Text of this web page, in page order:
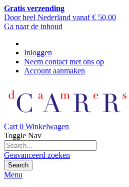
Gratis verzending
Door heel Nederland vanaf € 50,00
Ga naar de inhoud
Inloggen
Neem contact met ons op
Account aanmaken
Cart 0 Winkelwagen
Toggle Nav
Geavanceerd zoeken
Search
Menu